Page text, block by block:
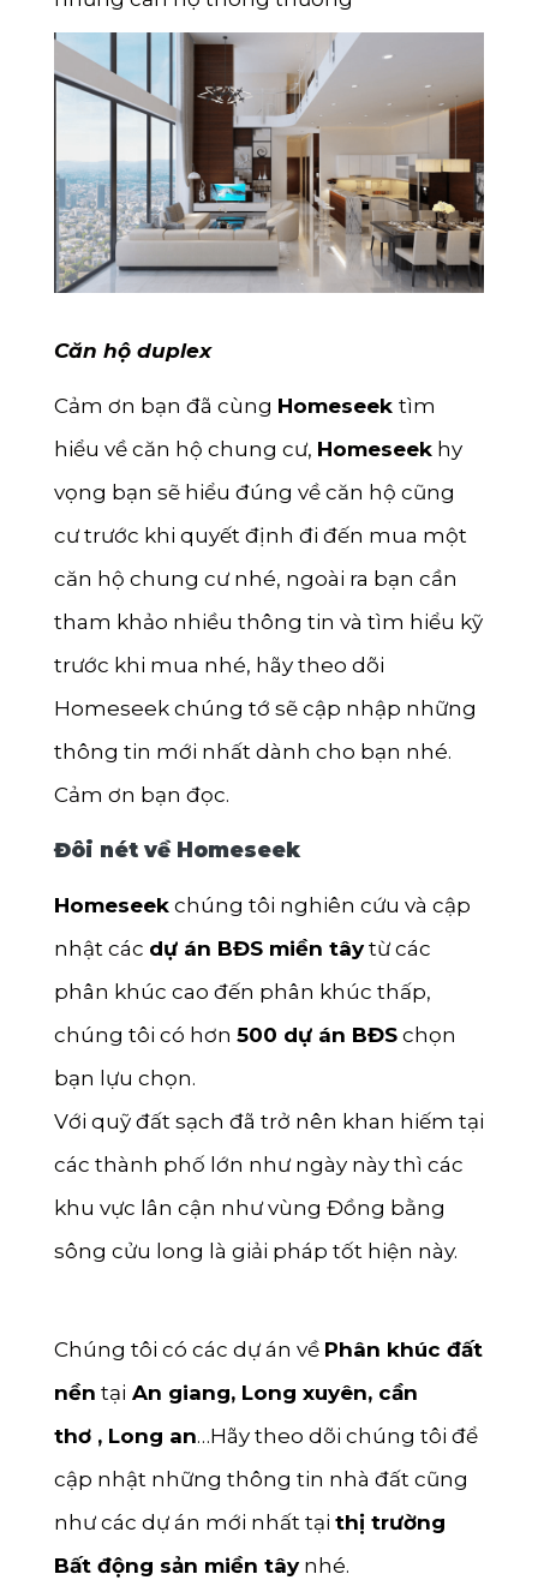
Căn hộ duplex
Cảm ơn bạn đã cùng Homeseek tìm
hiểu về căn hộ chung cư, Homeseek hy
vọng bạn sẽ hiểu đúng về căn hộ cũng
cư trước khi quyết định đi đến mua một
căn hộ chung cư nhé, ngoài ra bạn cần
tham khảo nhiều thông tin và tìm hiểu kỹ
trước khi mua nhé, hãy theo dõi
Homeseek chúng tớ sẽ cập nhập những
thông tin mới nhất dành cho bạn nhé.
Cảm ơn bạn đọc.
Đôi nét về Homeseek
Homeseek chúng tôi nghiên cứu và cập
nhật các dự án BĐS miền tâytừ các
phân khúc cao đến phân khúc thấp,
chúng tôi có hơn 500 dự án BĐS chọn
bạn lựu chọn.
Với quỹ đất sạch đã trở nên khan hiếm tại
các thành phố lớn như ngày này thì các
khu vực lân cận như vùng Đồng bằng
sông cửu long là giải pháp tốt hiện này.
Chúng tôi có các dự án về Phân khúc đất
nền tại An giang, Long xuyên, cần
thơ , Long an…Hãy theo dõi chúng tôi để
cập nhật những thông tin nhà đất cũng
như các dự án mới nhất tại thị trường
Bất động sản miền tâynhé.